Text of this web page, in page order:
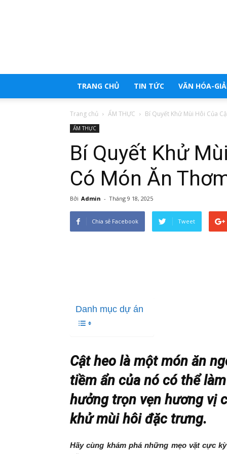
TRANG CHỦ TIN TỨC VĂN HÓA-
Trang chủ ẨM THỰC Bí Quyết Khử Mùi Hôi Của
ẨM THỰC
Bí Quyết Khử
Có Món Ăn
Bởi Admin - Tháng 9 18, 2025
Chia sẻ Facebook Tweet
Danh mục dự án
Cật heo là một món ăn
tiềm ẩn của nó có thể
hưởng trọn vẹn hương vị
khử mùi hôi đặc trưng.
Hãy cùng khám phá những mẹo vặt cực